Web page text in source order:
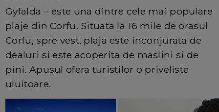
Gyfalda – este una dintre cele mai populare
plaje din Corfu. Situata la 16 mile de orasul
Corfu, spre vest, plaja este inconjurata de
dealuri si este acoperita de maslini si de
pini. Apusul ofera turistilor o priveliste
uluitoare.